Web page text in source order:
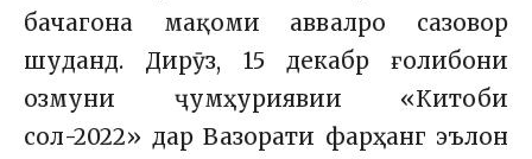
бачагона мақоми аввалро сазовор
шуданд. Дирӯз, 15 декабр ғолибони
озмуни ҷумҳуриявии «Китоби
сол-2022» дар Вазорати фарҳанг эълон